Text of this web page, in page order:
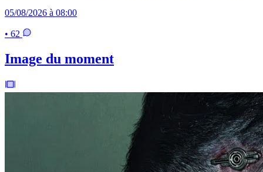
05/08/2026 à 08:00
• 62
Image du moment